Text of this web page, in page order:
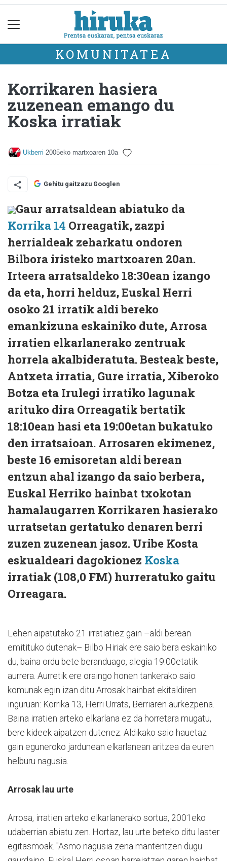
KOMUNITATEA
Korrikaren hasiera
zuzenean emango du
Koska irratiak
Ukberri 2005eko martxoaren 10a
Gehitu gaitzazu Googlen
Gaur arratsaldean abiatuko da
Korrika 14 Orreagatik, zazpi
herrialdeak zeharkatu ondoren
Bilbora iristeko martxoaren 20an.
Irteera arratsaldeko 18:30ean izango
da eta, horri helduz, Euskal Herri
osoko 21 irratik aldi bereko
emankizuna eskainiko dute, Arrosa
irratien elkarlanerako zentruak
horrela akalbideratuta. Besteak beste,
Antxeta irratia, Gure irratia, Xiberoko
Botza eta Irulegi irratiko lagunak
arituko dira Orreagatik bertatik
18:10ean hasi eta 19:00etan bukatuko
den irratsaioan. Arrosaren ekimenez,
beste 16 emisoretan aldi berean
entzun ahal izango da saio berbera,
Euskal Herriko hainbat txokotan
hamalaugarren Korrikaren hasierako
urratsetan gertatuko denaren berri
zuzen zuzenean jasoz. Uribe Kosta
eskualdeari dagokionez Koska
irratiak (108,0 FM) hurreratuko gaitu
Orreagara.
Lehen aipatutako 21 irratiatiez gain –aldi berean
emitituko dutenak– Bilbo Hiriak ere saio bera eskainiko
du, baina ordu bete beranduago, alegia 19:00etatik
aurrera. Aurretik ere oraingo honen tankerako saio
komunak egin izan ditu Arrosak hainbat ekitaldiren
inguruan: Korrika 13, Herri Urrats, Berriaren aurkezpena.
Baina irratien arteko elkarlana ez da horretara mugatu,
bere kideek aipatzen dutenez. Aldikako saio hauetaz
gain eguneroko jardunean elkarlanean aritzea da euren
helburu nagusia.
Arrosak lau urte
Arrosa, irratien arteko elkarlanerako sortua, 2001eko
udaberrian abiatu zen. Hortaz, lau urte beteko ditu laster
egitasmoak. "Asmo nagusia zena mantentzen dugu